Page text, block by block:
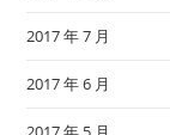
2017 年 7 月
2017 年 6 月